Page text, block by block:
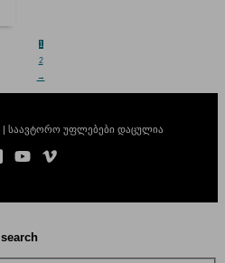
1
2
→
| საავტორო უფლებები დაცულია